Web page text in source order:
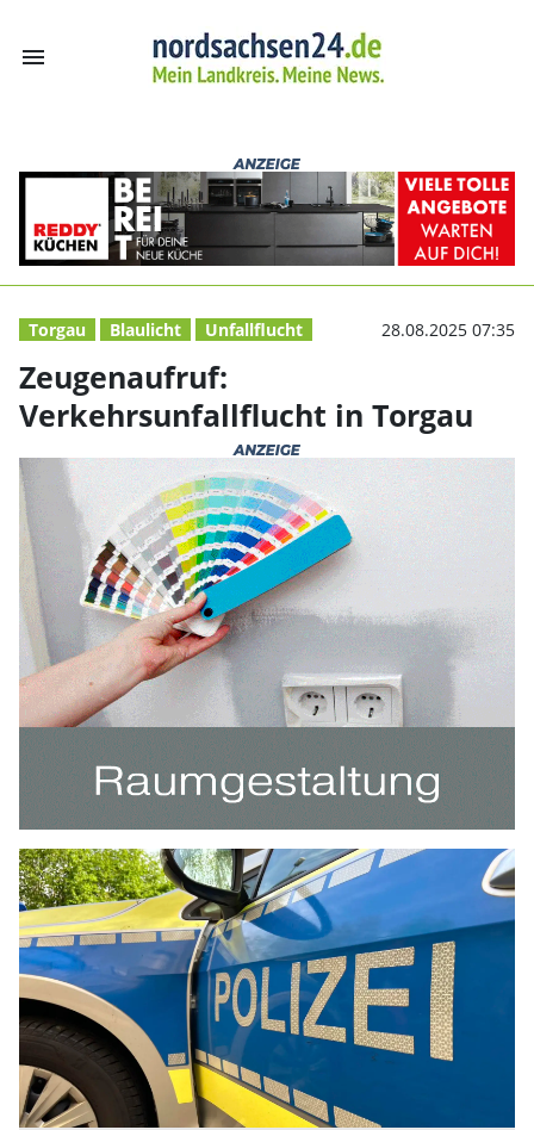
menu Zeugenaufruf:
Torgau Blaulicht Unfallflucht 28.08.2025 07:35
Zeugenaufruf:
Verkehrsunfallflucht in Torgau